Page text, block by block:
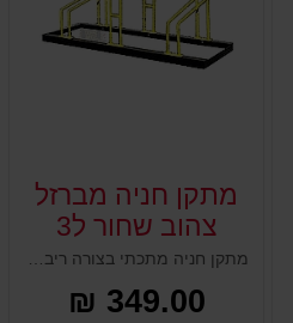
מתקן חניה מברזל
צהוב שחור ל3
אופניים
מתקן חניה מתכתי בצורה ריבועית מגיע בצבעים שחור צהוב. מעוצב ובולט, מיועד ל3 יחידות אופניים, מתקן עמיד לתנאי חוץ וכל מזג האוויר, מגיע בגבהים שונים לאחיזת גלגלי אופניים, אוחז את האופניים יציבים ואפשרות לקשירה.
349.00 ₪